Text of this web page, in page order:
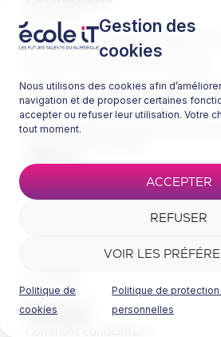
Gestion des
cookies
Nous utilisons des cookies afin
navigation et de proposer certaines
accepter ou refuser leur utilisation. Votre
tout moment.
ACCEPTER
REFUSER
VOIR LES
Politique de
cookies
Politique de
personnelles
Bachelor Développeur
Mastère Architecture et
data / Intelligence artificielle
Mastère Expert en Architectures
L'École
Qui sommes-nous ?
Nos campus
L’École IT dans les médias
Évènements
Pratique